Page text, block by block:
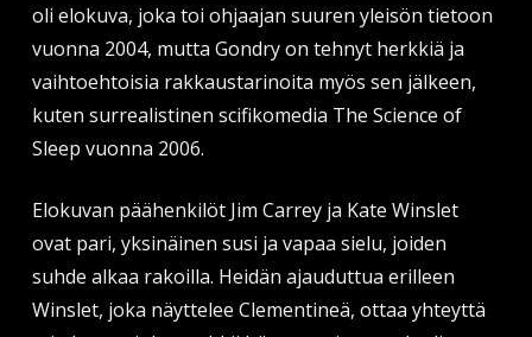
oli elokuva, joka toi ohjaajan suuren yleisön tietoon
vuonna 2004, mutta Gondry on tehnyt herkkiä ja
vaihtoehtoisia rakkaustarinoita myös sen jälkeen,
kuten surrealistinen scifikomedia The Science of
Sleep vuonna 2006.
Elokuvan päähenkilöt Jim Carrey ja Kate Winslet
ovat pari, yksinäinen susi ja vapaa sielu, joiden
suhde alkaa rakoilla. Heidän ajauduttua erilleen
Winslet, joka näyttelee Clementineä, ottaa yhteyttä